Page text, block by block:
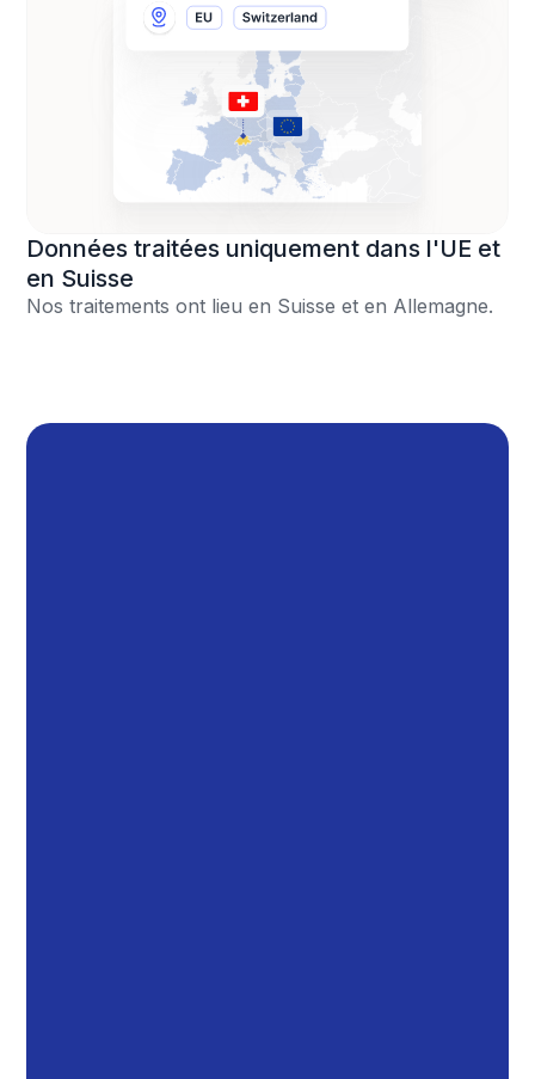
Données traitées uniquement dans l'UE et
en Suisse
Nos traitements ont lieu en Suisse et en Allemagne.